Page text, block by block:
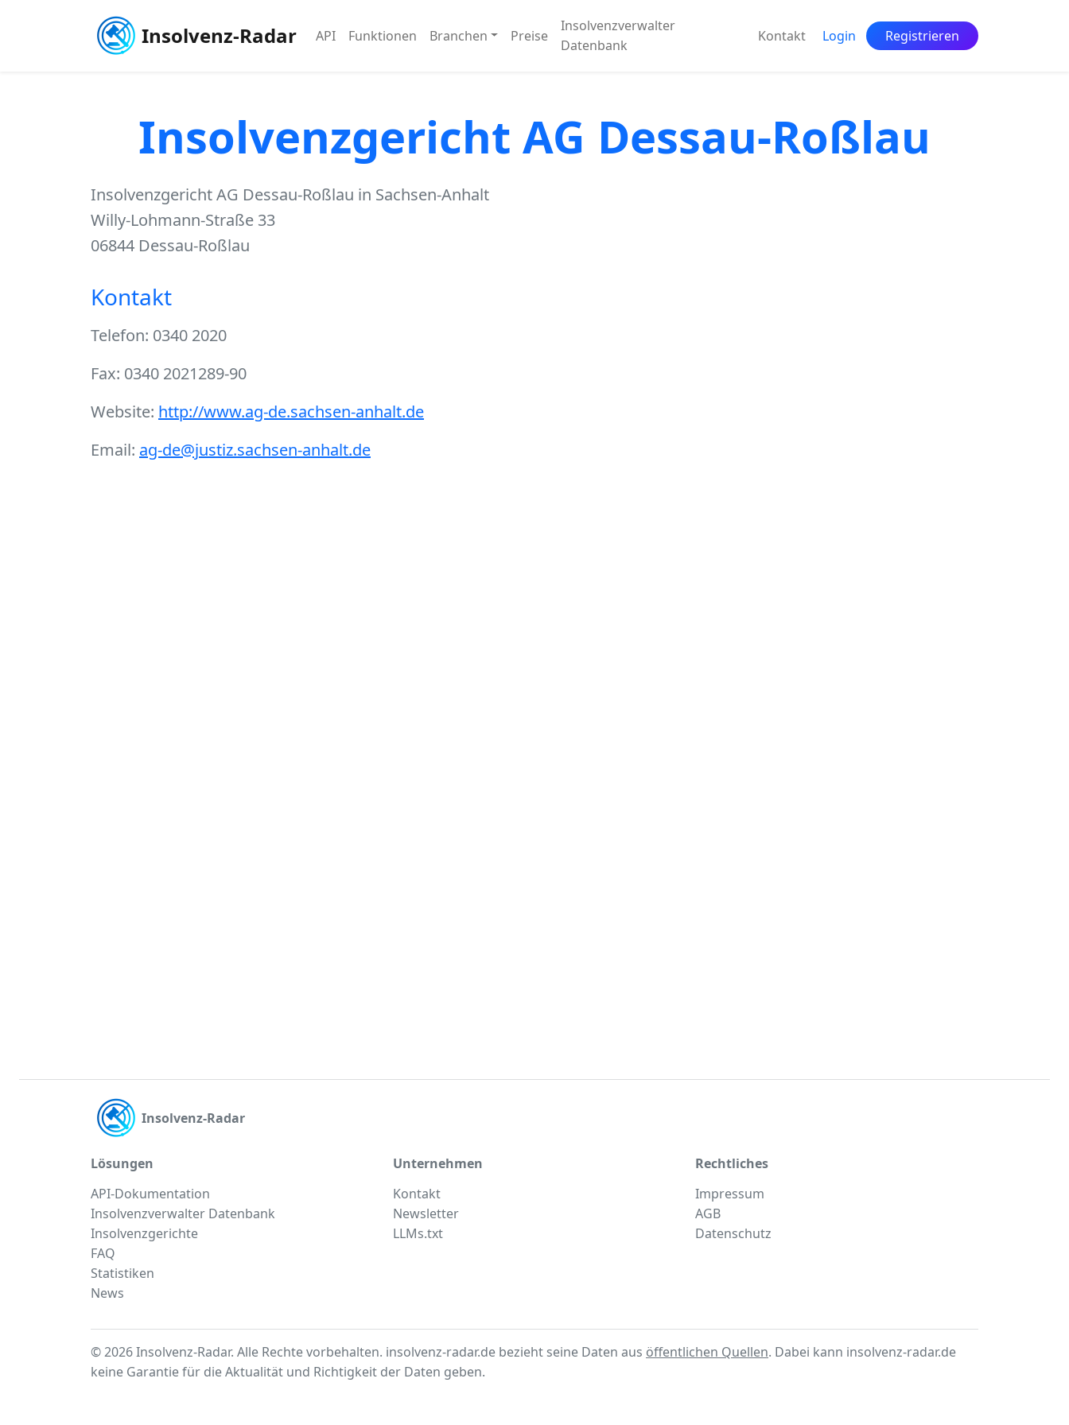
Insolvenz-Radar API Funktionen Branchen Preise
Insolvenzverwalter
Datenbank
Kontakt Login Registrieren
Insolvenzgericht AG Dessau-Roßlau
Insolvenzgericht AG Dessau-Roßlau in Sachsen-Anhalt
Willy-Lohmann-Straße 33
06844 Dessau-Roßlau
Kontakt
Telefon: 0340 2020
Fax: 0340 2021289-90
Website: http://www.ag-de.sachsen-anhalt.de
Email: ag-de@justiz.sachsen-anhalt.de
Insolvenz-Radar
Lösungen
API-Dokumentation
Insolvenzverwalter Datenbank
Insolvenzgerichte
FAQ
Statistiken
News
Unternehmen
Kontakt
Newsletter
LLMs.txt
Rechtliches
Impressum
AGB
Datenschutz
© 2026 Insolvenz-Radar. Alle Rechte vorbehalten. insolvenz-radar.de bezieht seine Daten aus öffentlichen Quellen. Dabei kann insolvenz-radar.de
keine Garantie für die Aktualität und Richtigkeit der Daten geben.